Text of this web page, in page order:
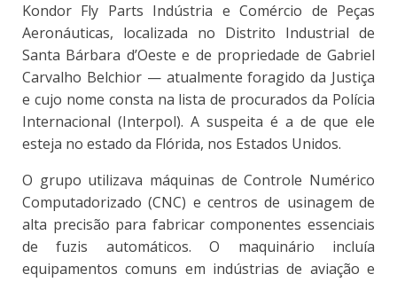
Kondor Fly Parts Indústria e Comércio de Peças
Aeronáuticas, localizada no Distrito Industrial de
Santa Bárbara d’Oeste e de propriedade de Gabriel
Carvalho Belchior — atualmente foragido da Justiça
e cujo nome consta na lista de procurados da Polícia
Internacional (Interpol). A suspeita é a de que ele
esteja no estado da Flórida, nos Estados Unidos.
O grupo utilizava máquinas de Controle Numérico
Computadorizado (CNC) e centros de usinagem de
alta precisão para fabricar componentes essenciais
de fuzis automáticos. O maquinário incluía
equipamentos comuns em indústrias de aviação e